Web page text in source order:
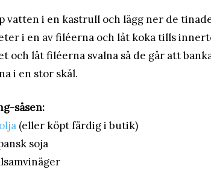
vatten i en kastrull och lägg ner de
i en av filéerna och låt koka tills
och låt filéerna svalna så de går att
i en stor skål.
såsen:
(eller köpt färdig i butik)
soja